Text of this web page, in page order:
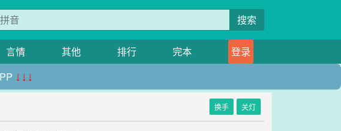
搜索
言情 其他 排行 完本
登录
↓↓↓
换手 关灯